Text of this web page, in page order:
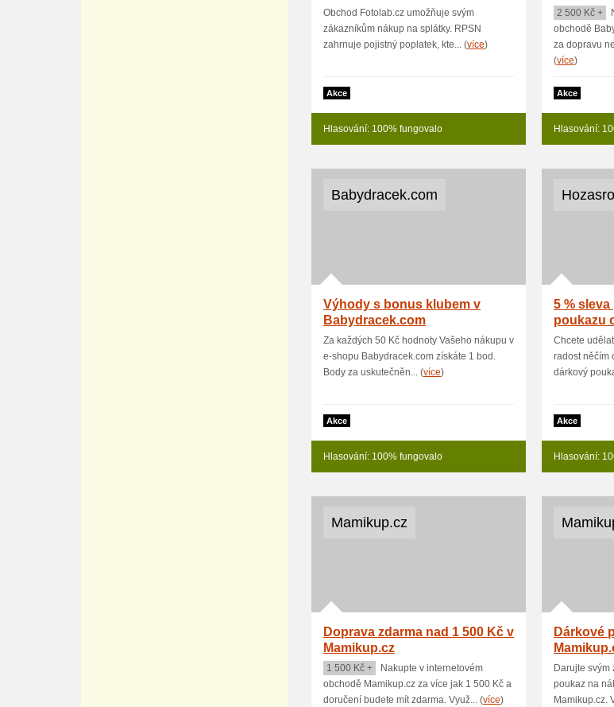
Obchod Fotolab.cz umožňuje svým
zákazníkům nákup na splátky. RPSN
zahrnuje pojistný poplatek, kte... (více)
Akce
Hlasování: 100% fungovalo
2 500 Kč +
obchodě
za dopravu
(více)
Akce
Hlasování:
Babydracek.com
Výhody s bonus klubem v
Babydracek.com
Za každých 50 Kč hodnoty Vašeho nákupu v
e-shopu Babydracek.com získáte 1 bod.
Body za uskutečněn... (více)
Akce
Hlasování: 100% fungovalo
5 %
poukazu
Chcete
radost něčím
dárkový
Akce
Hlasování:
Mamikup.cz
Doprava zdarma nad 1 500 Kč v
Mamikup.cz
1 500 Kč +
Nakupte v internetovém
obchodě Mamikup.cz za více jak 1 500 Kč a
doručení budete mít zdarma. Využ... (více)
Dárkové
Darujte svým
poukaz na
Mamikup.cz.